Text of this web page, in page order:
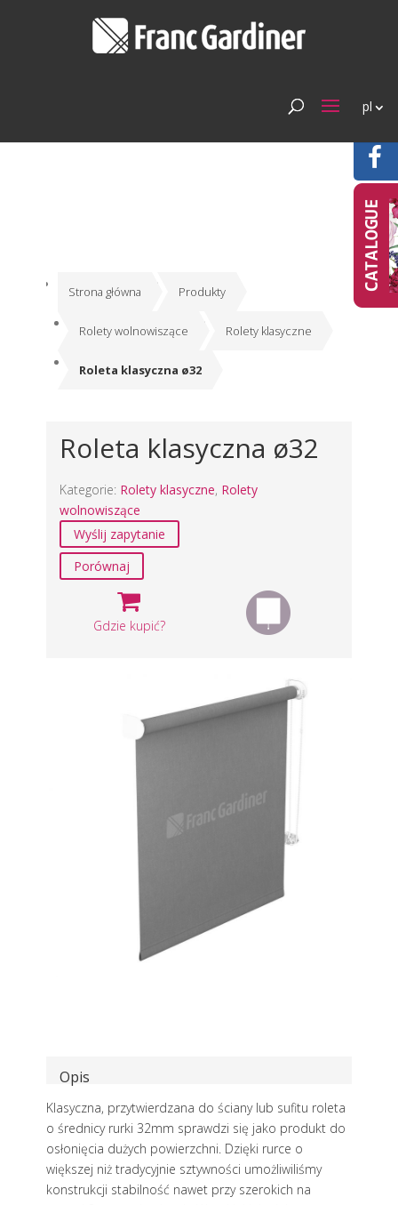
pl
Strona główna Produkty
Rolety wolnowiszące Rolety klasyczne
Roleta klasyczna ø32
Roleta klasyczna ø32
Kategorie: Rolety klasyczne, Rolety
wolnowiszące
Wyślij zapytanie
Porównaj
Gdzie kupić?
Opis
Klasyczna, przytwierdzana do ściany lub sufitu roleta
o średnicy rurki 32mm sprawdzi się jako produkt do
osłonięcia dużych powierzchni. Dzięki rurce o
większej niż tradycyjnie sztywności umożliwiliśmy
konstrukcji stabilność nawet przy szerokich na